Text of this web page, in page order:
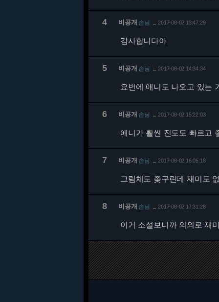
4 비공개 손님 2017-08-02 13:47:29
감사합니다아
5 비공개 손님 2017-08-02 14:34:34
요번에 애니도 나오고 있는
6 비공개 손님 2017-08-02 15:22:03
애니가 훨씬 진도도 빠르고
7 비공개 손님 2017-08-02 16:05:18
그림체도 좆구린데 재미도
8 비공개 손님 2017-08-02 17:31:28
이거 소설보니까 의외로 재